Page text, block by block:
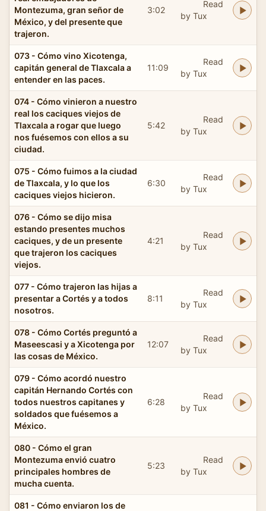
Montezuma, gran señor de
México, y del presente que
trajeron.
3:02
Read
by Tux
073 - Cómo vino Xicotenga,
capitán general de Tlaxcala a
entender en las paces.
11:09
Read
by Tux
074 - Cómo vinieron a nuestro
real los caciques viejos de
Tlaxcala a rogar que luego
nos fuésemos con ellos a su
ciudad.
5:42
Read
by Tux
075 - Cómo fuimos a la ciudad
de Tlaxcala, y lo que los
caciques viejos hicieron.
6:30
Read
by Tux
076 - Cómo se dijo misa
estando presentes muchos
caciques, y de un presente
que trajeron los caciques
viejos.
4:21
Read
by Tux
077 - Cómo trajeron las hijas a
presentar a Cortés y a todos
nosotros.
8:11
Read
by Tux
078 - Cómo Cortés preguntó a
Maseescasi y a Xicotenga por
las cosas de México.
12:07
Read
by Tux
079 - Cómo acordó nuestro
capitán Hernando Cortés con
todos nuestros capitanes y
soldados que fuésemos a
México.
6:28
Read
by Tux
080 - Cómo el gran
Montezuma envió cuatro
principales hombres de
mucha cuenta.
5:23
Read
by Tux
081 - Cómo enviaron los de